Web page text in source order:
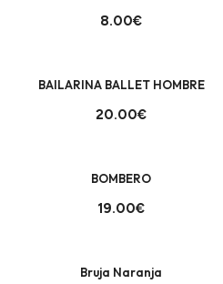
8.00€
BAILARINA BALLET HOMBRE
20.00€
BOMBERO
19.00€
Bruja Naranja